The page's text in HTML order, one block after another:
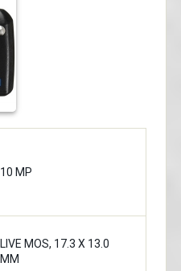
10 MP
LIVE MOS, 17.3 X 13.0
MM